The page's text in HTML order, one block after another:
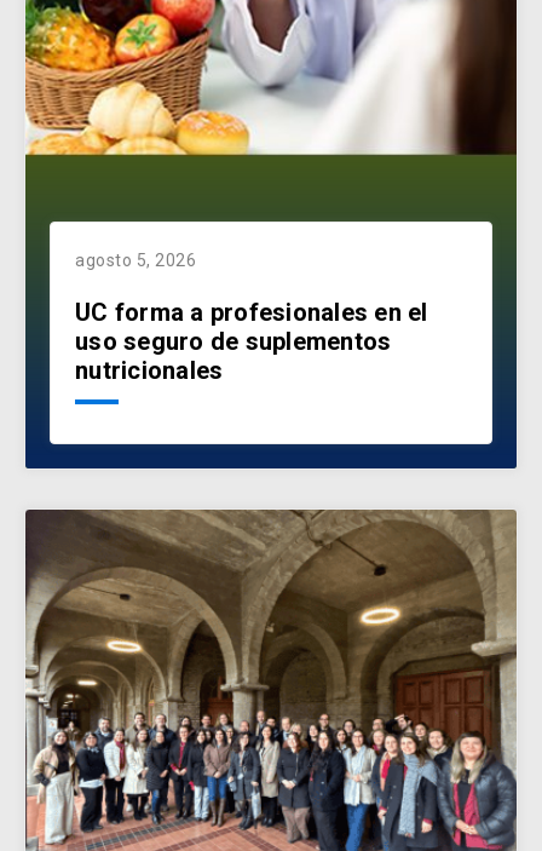
agosto 5, 2026
UC forma a profesionales en el
uso seguro de suplementos
nutricionales